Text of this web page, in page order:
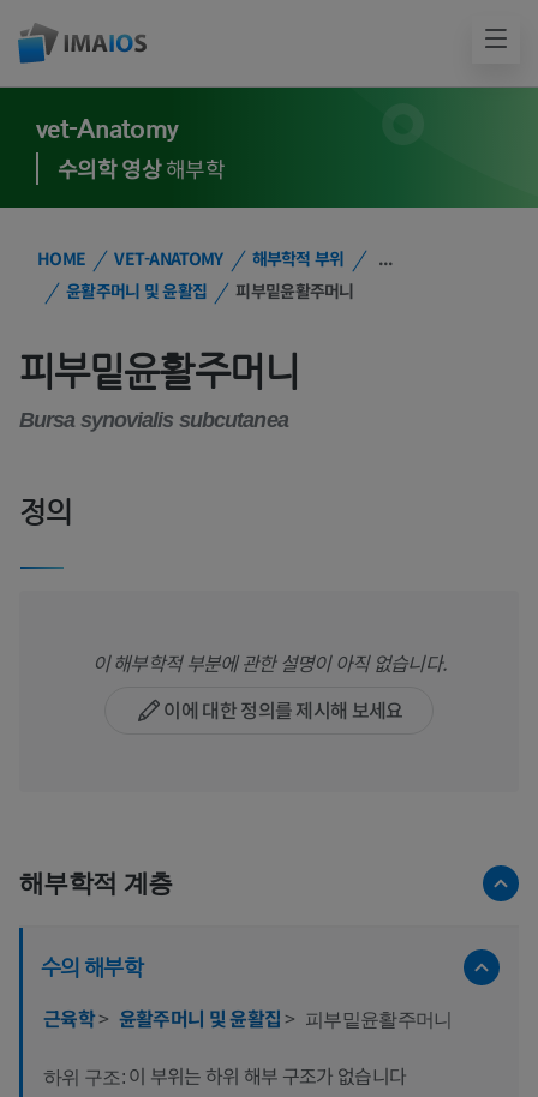
vet-Anatomy
수의학 영상해부학
HOME VET-ANATOMY 해부학적 부위
...
윤활주머니 및 윤활집
피부밑윤활주머니
피부밑윤활주머니
Bursa synovialis subcutanea
정의
이 해부학적 부분에 관한 설명이 아직 없습니다.
이에 대한 정의를 제시해 보세요
해부학적 계층
수의 해부학
근육학> 윤활주머니 및 윤활집> 피부밑윤활주머니
하위 구조: 이 부위는 하위 해부 구조가 없습니다